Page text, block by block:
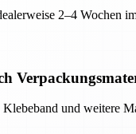
2–4 Wochen
und weitere